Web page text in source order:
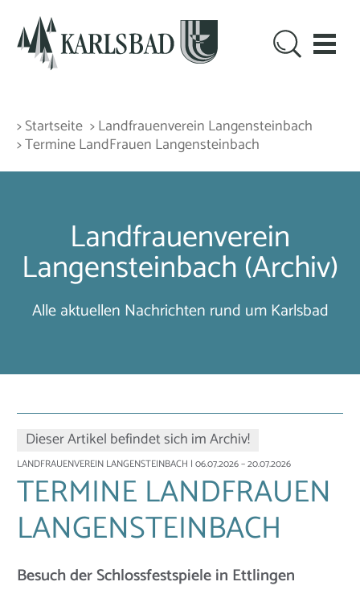
> Startseite > Landfrauenverein Langensteinbach
> Termine LandFrauen Langensteinbach
Landfrauenverein
Langensteinbach (Archiv)
Alle aktuellen Nachrichten rund um Karlsbad
Dieser Artikel befindet sich im Archiv!
LANDFRAUENVEREIN LANGENSTEINBACH | 06.07.2026 – 20.07.2026
TERMINE LANDFRAUEN
LANGENSTEINBACH
Besuch der Schlossfestspiele in Ettlingen